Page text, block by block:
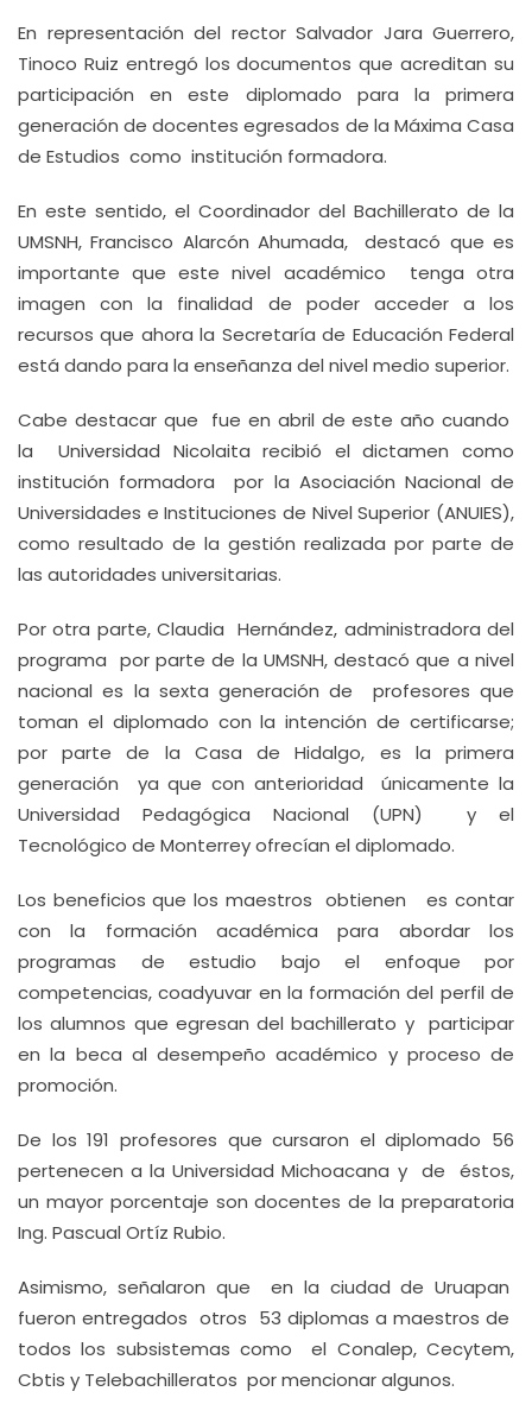
En representación del rector Salvador Jara Guerrero,
Tinoco Ruiz entregó los documentos que acreditan su
participación en este diplomado para la primera
generación de docentes egresados de la Máxima Casa
de Estudios como institución formadora.
En este sentido, el Coordinador del Bachillerato de la
UMSNH, Francisco Alarcón Ahumada, destacó que es
importante que este nivel académico tenga otra
imagen con la finalidad de poder acceder a los
recursos que ahora la Secretaría de Educación Federal
está dando para la enseñanza del nivel medio superior.
Cabe destacar que fue en abril de este año cuando
la Universidad Nicolaita recibió el dictamen como
institución formadora por la Asociación Nacional de
Universidades e Instituciones de Nivel Superior (ANUIES),
como resultado de la gestión realizada por parte de
las autoridades universitarias.
Por otra parte, Claudia Hernández, administradora del
programa por parte de la UMSNH, destacó que a nivel
nacional es la sexta generación de profesores que
toman el diplomado con la intención de certificarse;
por parte de la Casa de Hidalgo, es la primera
generación ya que con anterioridad únicamente la
Universidad Pedagógica Nacional (UPN) y el
Tecnológico de Monterrey ofrecían el diplomado.
Los beneficios que los maestros obtienen es contar
con la formación académica para abordar los
programas de estudio bajo el enfoque por
competencias, coadyuvar en la formación del perfil de
los alumnos que egresan del bachillerato y participar
en la beca al desempeño académico y proceso de
promoción.
De los 191 profesores que cursaron el diplomado 56
pertenecen a la Universidad Michoacana y de éstos,
un mayor porcentaje son docentes de la preparatoria
Ing. Pascual Ortíz Rubio.
Asimismo, señalaron que en la ciudad de Uruapan
fueron entregados otros 53 diplomas a maestros de
todos los subsistemas como el Conalep, Cecytem,
Cbtis y Telebachilleratos por mencionar algunos.